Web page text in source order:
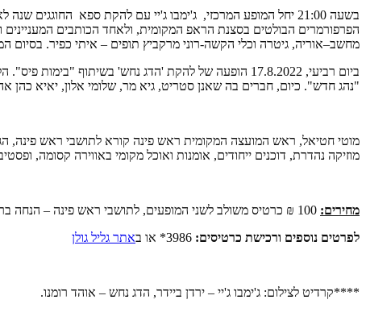
בשעה 21:00 יחל המופע המרכזי, ג'ימבו ג'יי עם להקת ספא
הפרפורמרים הבולטים בסצנת הראפ המקומית, ולאחד הכותבים המעניינים
מחשב–אוריה, גיטרה וכלי הקשה-רוני מרקביץ תופים – איתי כפיר. בסיום המופע
ביום רביעי, 17.8.2022 הופעה של להקת 'הדג נחש'
"נהג חדש". כיום, חברים בה שאנן סטריט, גיא מר, שלומי אלון, יאיא כהן
מוטי חטיאל, ראש המועצה המקומית ראש פינה קורא לתושבי ראש פינה,
מוזיקה נהדרת, דוכנים ייחודים, אומנות ואוכל מקומי באווירה קסומה,
מחירים:
לפרטים נוספים ורכישת כרטיסים:
אתר גליל גולן
****קרדיט לצילום: ג'ימבו ג'יי – ירדן ביידר, הדג נחש – אוהד רומנו.